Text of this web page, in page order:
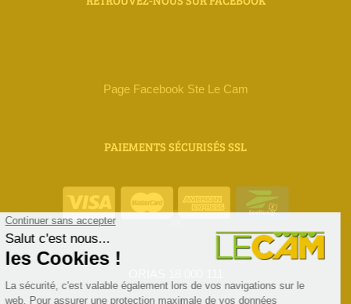
Page Facebook Ste Le Cam
PAIEMENTS SÉCURISÉS SSL